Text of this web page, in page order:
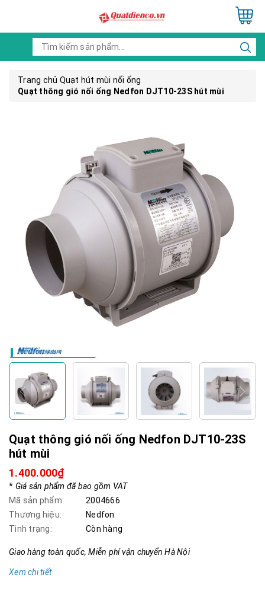
Trang chủ Quạt hút mùi nối ống
Quạt thông gió nối ống Nedfon DJT10-23S hút mùi
Quạt thông gió nối ống Nedfon DJT10-23S
hút mùi
1.400.000₫
* Giá sản phẩm đã bao gồm VAT
Mã sản phẩm:
2004666
Thương hiệu:
Nedfon
Tình trạng:
Còn hàng
Giao hàng toàn quốc, Miễn phí vận chuyển Hà Nội
Xem chi tiết